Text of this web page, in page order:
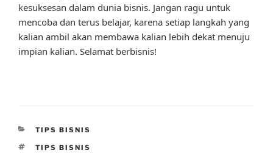
kesuksesan dalam dunia bisnis. Jangan ragu untuk
mencoba dan terus belajar, karena setiap langkah yang
kalian ambil akan membawa kalian lebih dekat menuju
impian kalian. Selamat berbisnis!
CATEGORIES
TIPS BISNIS
TAGS
TIPS BISNIS